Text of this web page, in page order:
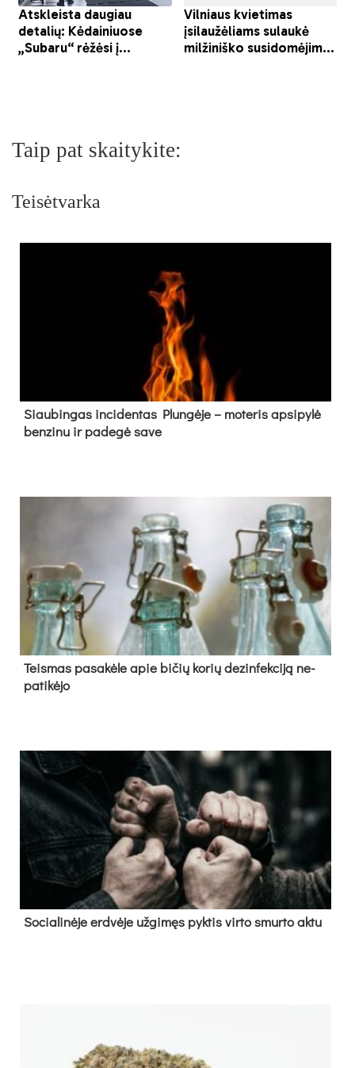
Taip pat skaitykite:
Teisėtvarka
Siau­bin­gas in­ci­den­tas Plun­gė­je – mo­te­ris ap­si­py­lė
ben­zi­nu ir pa­de­gė sa­ve
Teis­mas pa­sa­kė­le apie bi­čių ko­rių de­zin­fek­ci­ją ne­
pa­ti­kė­jo
So­cia­li­nė­je erd­vė­je už­gi­męs pyk­tis vir­to smur­to ak­tu